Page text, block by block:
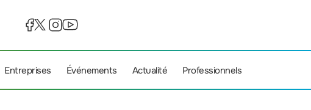
Entreprises Événements Actualité Professionnels